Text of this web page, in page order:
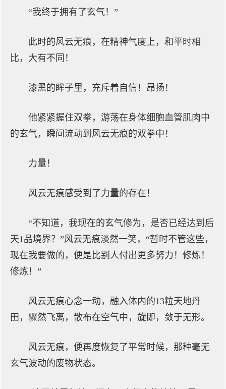
“我终于拥有了玄气！”
此时的风云无痕，在精神气度上，和平时相
比，大有不同！
漆黑的眸子里，充斥着自信！昂扬！
他紧紧握住双拳，游荡在身体细胞血管肌肉中
的玄气，瞬间流动到风云无痕的双拳中！
力量！
风云无痕感受到了力量的存在！
“不知道，我现在的玄气修为，是否已经达到后
天1品境界？”风云无痕淡然一笑，“暂时不管这些，
现在我要做的，便是比别人付出更多努力！修炼！
修炼！”
风云无痕心念一动，融入体内的13粒天地丹
田，骤然飞离，散布在空气中，旋即，敛于无形。
风云无痕，便再度恢复了平常时候，那种毫无
玄气波动的废物状态。